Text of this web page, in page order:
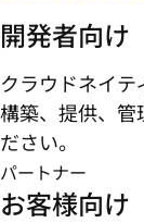
開発者向け
クラウドネイ
構築、提供、管
ださい。
パートナー
お客様向け